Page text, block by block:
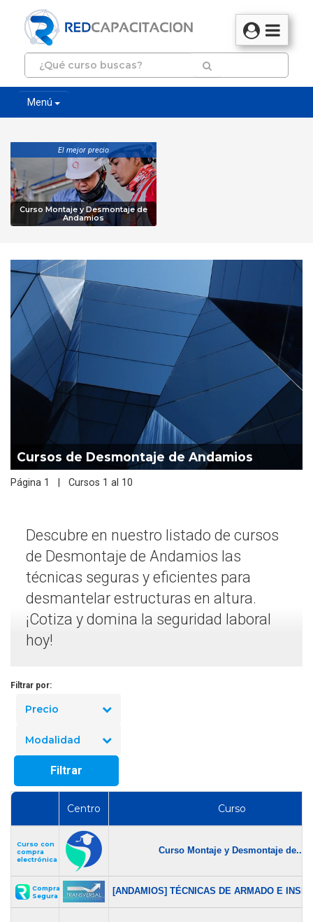
Menú
El mejor precio
Curso Montaje y Desmontaje de
Andamios
Cursos de Desmontaje de Andamios
Página 1 | Cursos 1 al 10
Descubre en nuestro listado de cursos
de Desmontaje de Andamios las
técnicas seguras y eficientes para
desmantelar estructuras en altura.
¡Cotiza y domina la seguridad laboral
hoy!
Filtrar por:
Precio
Modalidad
Filtrar
Centro Curso
Curso con
compra
electrónica
Curso Montaje y Desmontaje de...
Compra
Segura
[ANDAMIOS] TÉCNICAS DE ARMADO E